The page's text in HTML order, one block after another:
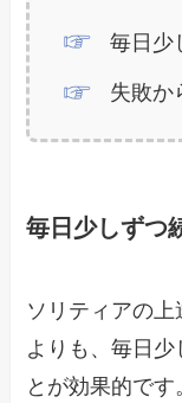
毎日少
失敗か
毎日少しずつ
ソリティアの
よりも、毎日少
とが効果的で